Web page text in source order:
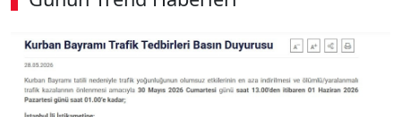
00:02 / 02:14
Sesi Aç